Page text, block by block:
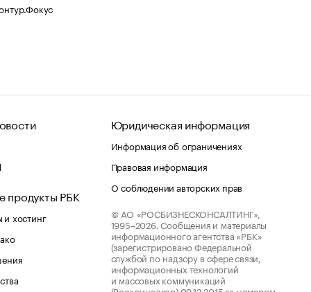
продукты РБК
хостинг
Юридическая информация
Информация об ограничениях
Правовая информация
О соблюдении авторских прав
© АО «РОСБИЗНЕСКОНСАЛТИНГ»,
1995–2026. Сообщения и материалы
информационного агентства «РБК»
(зарегистрировано Федеральной
службой по надзору в сфере связи,
информационных технологий
и массовых коммуникаций